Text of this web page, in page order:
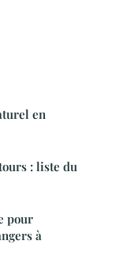
en
: liste du
pour
à